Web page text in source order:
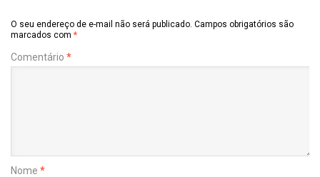
O seu endereço de e-mail não será publicado. Campos obrigatórios são
marcados com *
Comentário *
Nome *